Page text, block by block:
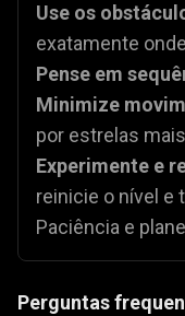
Use os
exatamente
Pense em
Minimize
por estrelas
Experimente e
reinicie o nível e
Paciência e
Perguntas